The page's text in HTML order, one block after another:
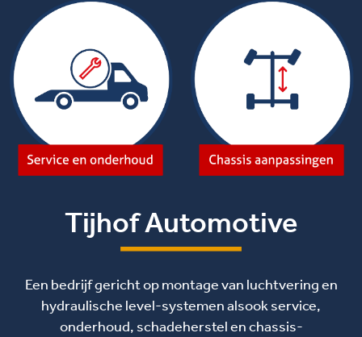
Tijhof Automotive
Een bedrijf gericht op montage van luchtvering en
hydraulische level-systemen alsook service,
onderhoud, schadeherstel en chassis-